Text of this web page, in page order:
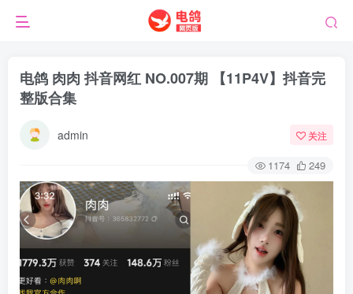
电鸽 肉肉 抖音网红 NO.007期 【11P4V】抖音完
整版合集
admin 关注
1174 249